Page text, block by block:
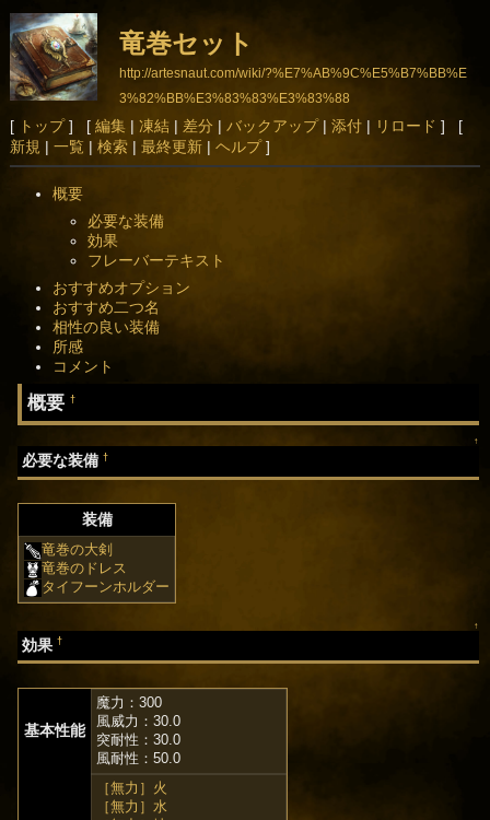
竜巻セット
http://artesnaut.com/wiki/?%E7%AB%9C%E5%B7%BB%E
3%82%BB%E3%83%83%E3%83%88
[ トップ] [ 編集| 凍結| 差分 | バックアップ| 添付| リロード ] [
新規 | 一覧 | 検索| 最終更新| ヘルプ]
概要
必要な装備
効果
フレーバーテキスト
おすすめオプション
おすすめ二つ名
相性の良い装備
所感
コメント
概要†
↑
必要な装備†
装備
竜巻の大剣
竜巻のドレス
タイフーンホルダー
↑
効果†
基本性能
魔力：300
風威力：30.0
突耐性：30.0
風耐性：50.0
［無力］火
［無力］水